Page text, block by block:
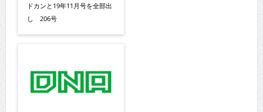
ドカンと19年11月号を全部出
し 206号